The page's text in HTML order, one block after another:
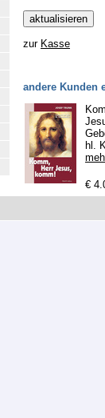
zur Kasse
andere Kunden
hl.
€